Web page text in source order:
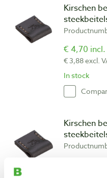
Kirschen
€ 4,70 incl.
€ 3,88 excl.
In stock
Kirschen